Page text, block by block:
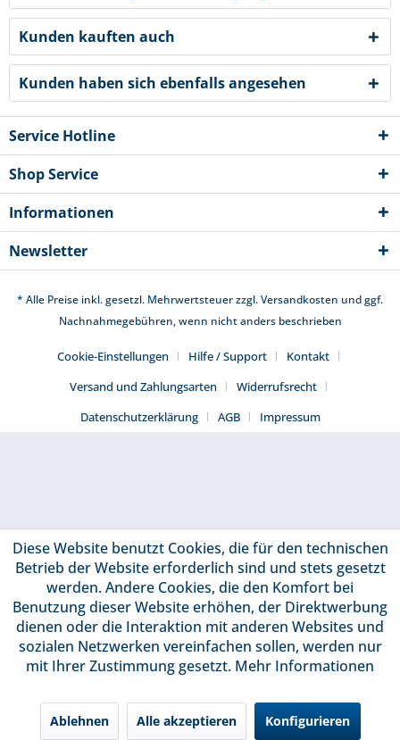
Kunden kauften auch
Kunden haben sich ebenfalls angesehen
Service Hotline
Shop Service
Informationen
Newsletter
* Alle Preise inkl. gesetzl. Mehrwertsteuer zzgl.Versandkosten und ggf.
Nachnahmegebühren, wenn nicht anders beschrieben
Cookie-Einstellungen Hilfe / Support
Kontakt
Versand und Zahlungsarten
Widerrufsrecht
Datenschutzerklärung
AGB Impressum
Diese Website benutzt Cookies, die für den technischen
Betrieb der Website erforderlich sind und stets gesetzt
werden. Andere Cookies, die den Komfort bei
Benutzung dieser Website erhöhen, der Direktwerbung
dienen oder die Interaktion mit anderen Websites und
sozialen Netzwerken vereinfachen sollen, werden nur
mit Ihrer Zustimmung gesetzt. Mehr Informationen
Ablehnen Alle akzeptieren Konfigurieren